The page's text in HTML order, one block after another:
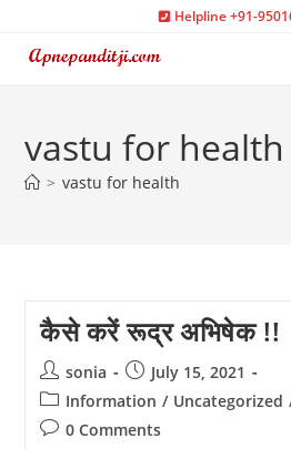
content
Helpline +91-
vastu for health
> vastu for health
कैसे करें रूद्र अभिषेक !!
Post
author:
sonia
Post
published:
July 15, 2021
Post
category:
Information / Uncategorized
Post0 Comments